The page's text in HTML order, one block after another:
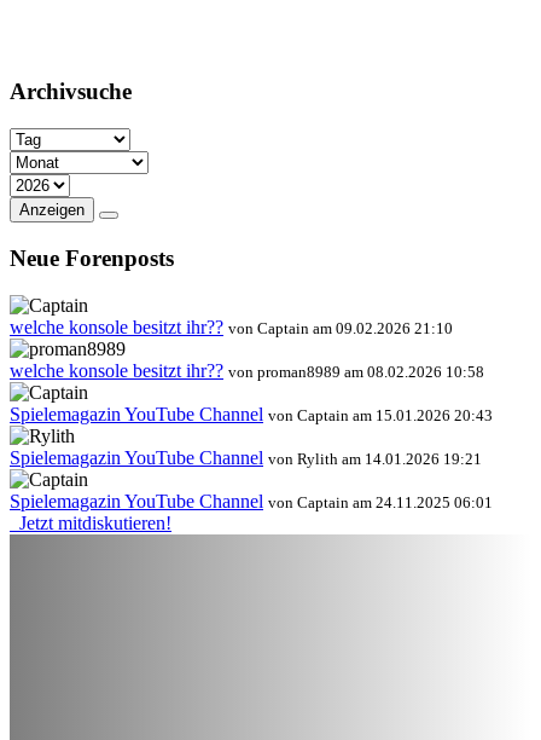
Archivsuche
Anzeigen
Neue Forenposts
welche konsole besitzt ihr?? von Captain am 09.02.2026 21:10
welche konsole besitzt ihr?? von proman8989 am 08.02.2026 10:58
Spielemagazin YouTube Channel von Captain am 15.01.2026 20:43
Spielemagazin YouTube Channel von Rylith am 14.01.2026 19:21
Spielemagazin YouTube Channel von Captain am 24.11.2025 06:01
Jetzt mitdiskutieren!